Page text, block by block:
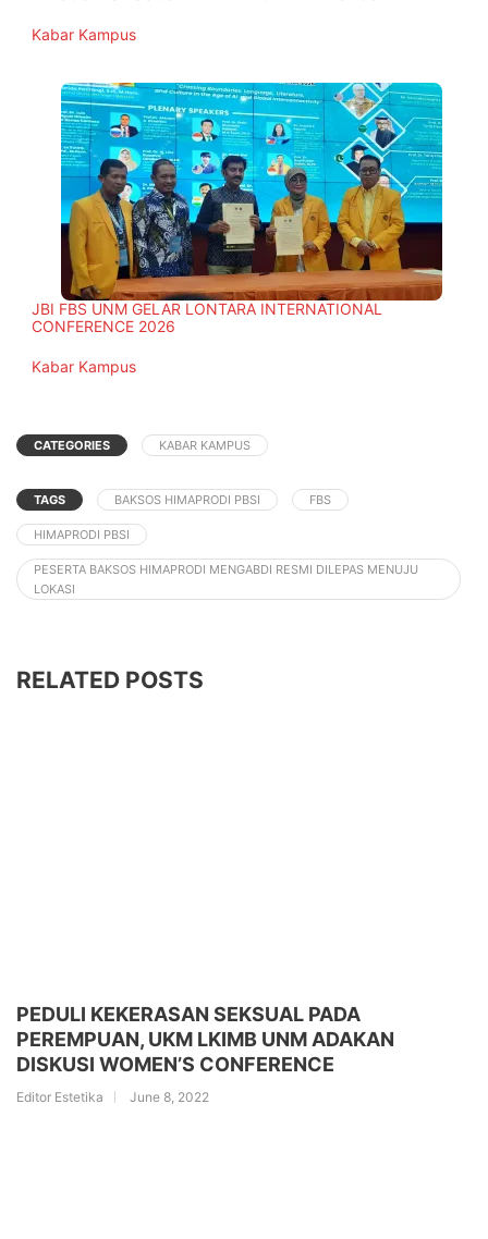
In relation to
Kabar Kampus
JBI FBS UNM GELAR LONTARA INTERNATIONAL
CONFERENCE 2026
In relation to
Kabar Kampus
CATEGORIES KABAR KAMPUS
TAGS BAKSOS HIMAPRODI PBSI FBS
HIMAPRODI PBSI
PESERTA BAKSOS HIMAPRODI MENGABDI RESMI DILEPAS MENUJU
LOKASI
RELATED POSTS
PEDULI KEKERASAN SEKSUAL PADA
PEREMPUAN, UKM LKIMB UNM ADAKAN
DISKUSI WOMEN’S CONFERENCE
Editor Estetika June 8, 2022